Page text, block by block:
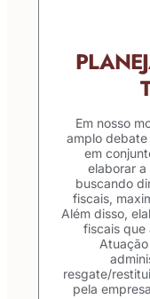
Em nosso
amplo
em
elaborar
buscando
fiscais,
Além disso,
fiscais que
resgate/
pela